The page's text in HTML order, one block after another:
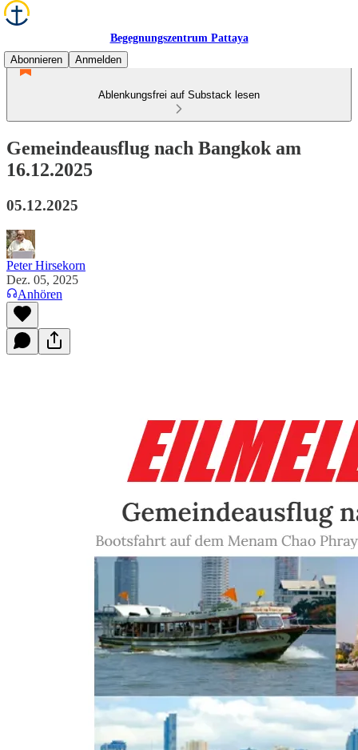
Begegnungszentrum Pattaya
Abonnieren
Anmelden
Ablenkungsfrei auf Substack lesen
Gemeindeausflug nach Bangkok am
16.12.2025
05.12.2025
Peter Hirsekorn
Dez. 05, 2025
Anhören